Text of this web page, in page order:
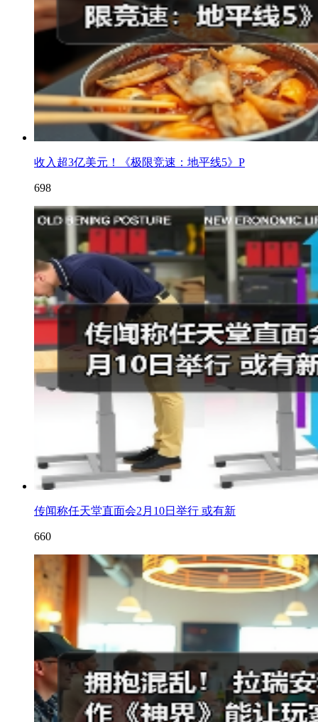
收入超3亿美元！《极限竞速：地平线5》P
698
传闻称任天堂直面会2月10日举行 或有新
660